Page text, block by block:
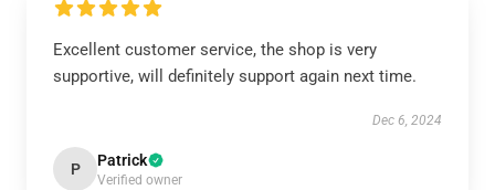
Excellent customer service, the shop is very
supportive, will definitely support again next time.
Dec 6, 2024
P Patrick
Verified owner